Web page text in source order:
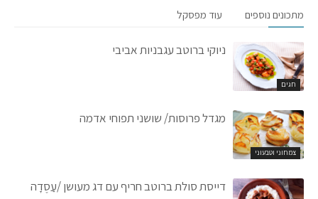
מתכונים נוספים עוד מפסקל
חגים
ניוקי ברוטב עגבניות אביבי
צמחוני וטבעוני
מגדל פרוסות/ שושני תפוחי אדמה
דייסת סולת ברוטב חריף עם דג מעושן /עַסֶדָה